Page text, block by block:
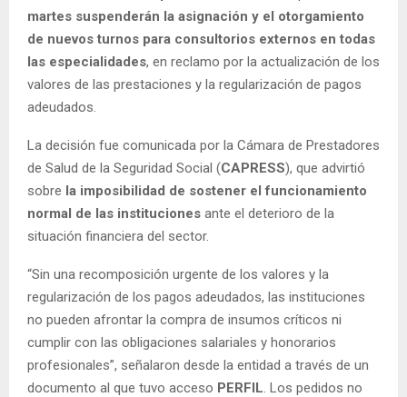
martes suspenderán la asignación y el otorgamiento
de nuevos turnos para consultorios externos en todas
las especialidades, en reclamo por la actualización de los
valores de las prestaciones y la regularización de pagos
adeudados.
La decisión fue comunicada por la Cámara de Prestadores
de Salud de la Seguridad Social (CAPRESS), que advirtió
sobre la imposibilidad de sostener el funcionamiento
normal de las instituciones ante el deterioro de la
situación financiera del sector.
“Sin una recomposición urgente de los valores y la
regularización de los pagos adeudados, las instituciones
no pueden afrontar la compra de insumos críticos ni
cumplir con las obligaciones salariales y honorarios
profesionales”, señalaron desde la entidad a través de un
documento al que tuvo acceso PERFIL. Los pedidos no